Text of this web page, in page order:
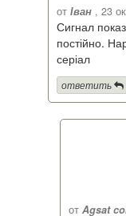
от Іван , 23
Сигнал
постійно.
серіал
ответить
от Agsat